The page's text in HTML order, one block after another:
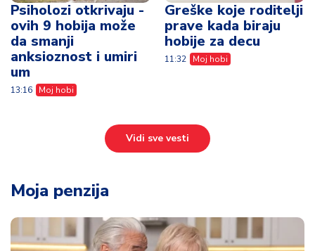
Psiholozi otkrivaju -
ovih 9 hobija može
da smanji
anksioznost i umiri
um
13:16 Moj hobi
Greške koje roditelji
prave kada biraju
hobije za decu
11:32 Moj hobi
Vidi sve vesti
Moja penzija